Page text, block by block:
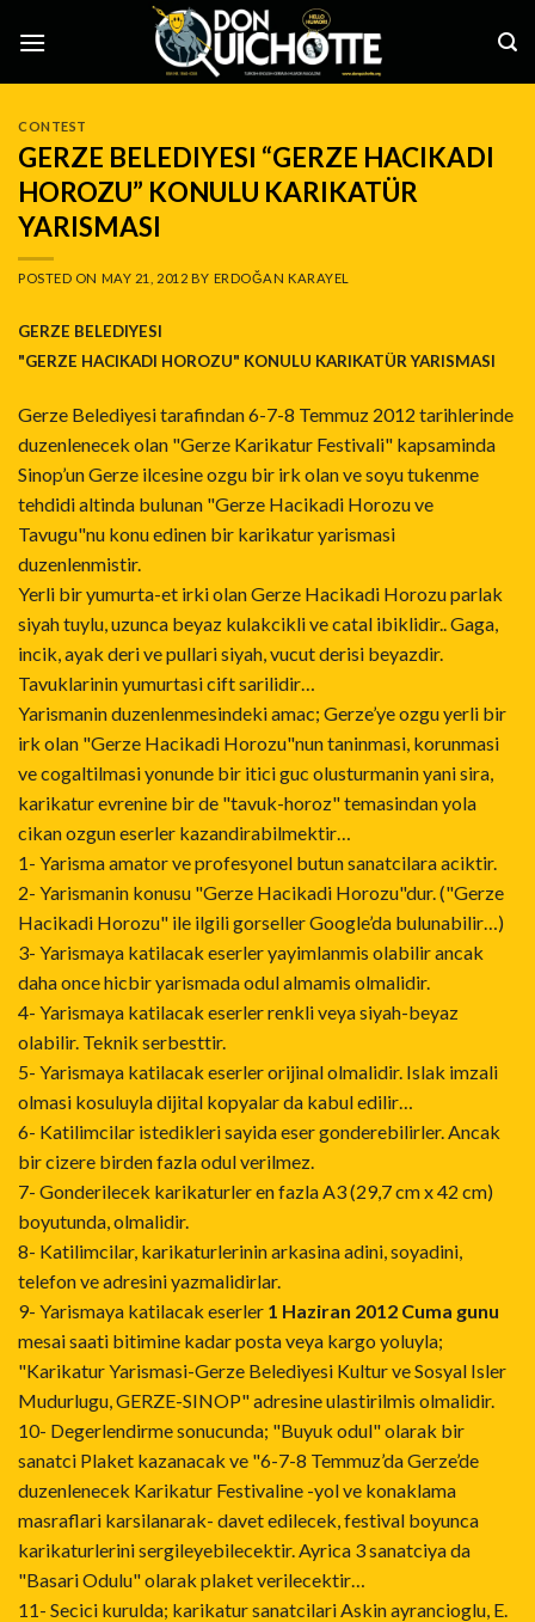
CONTEST
GERZE BELEDIYESI “GERZE HACIKADI
HOROZU” KONULU KARIKATÜR
YARISMASI
POSTED ON MAY 21, 2012 BY ERDOĞAN KARAYEL
GERZE BELEDIYESI
"GERZE HACIKADI HOROZU" KONULU KARIKATÜR YARISMASI
Gerze Belediyesi tarafindan 6-7-8 Temmuz 2012 tarihlerinde
duzenlenecek olan "Gerze Karikatur Festivali" kapsaminda
Sinop’un Gerze ilcesine ozgu bir irk olan ve soyu tukenme
tehdidi altinda bulunan "Gerze Hacikadi Horozu ve
Tavugu"nu konu edinen bir karikatur yarismasi
duzenlenmistir.
Yerli bir yumurta-et irki olan Gerze Hacikadi Horozu parlak
siyah tuylu, uzunca beyaz kulakcikli ve catal ibiklidir.. Gaga,
incik, ayak deri ve pullari siyah, vucut derisi beyazdir.
Tavuklarinin yumurtasi cift sarilidir…
Yarismanin duzenlenmesindeki amac; Gerze’ye ozgu yerli bir
irk olan "Gerze Hacikadi Horozu"nun taninmasi, korunmasi
ve cogaltilmasi yonunde bir itici guc olusturmanin yani sira,
karikatur evrenine bir de "tavuk-horoz" temasindan yola
cikan ozgun eserler kazandirabilmektir…
1- Yarisma amator ve profesyonel butun sanatcilara aciktir.
2- Yarismanin konusu "Gerze Hacikadi Horozu"dur. ("Gerze
Hacikadi Horozu" ile ilgili gorseller Google’da bulunabilir…)
3- Yarismaya katilacak eserler yayimlanmis olabilir ancak
daha once hicbir yarismada odul almamis olmalidir.
4- Yarismaya katilacak eserler renkli veya siyah-beyaz
olabilir. Teknik serbesttir.
5- Yarismaya katilacak eserler orijinal olmalidir. Islak imzali
olmasi kosuluyla dijital kopyalar da kabul edilir…
6- Katilimcilar istedikleri sayida eser gonderebilirler. Ancak
bir cizere birden fazla odul verilmez.
7- Gonderilecek karikaturler en fazla A3 (29,7 cm x 42 cm)
boyutunda, olmalidir.
8- Katilimcilar, karikaturlerinin arkasina adini, soyadini,
telefon ve adresini yazmalidirlar.
9- Yarismaya katilacak eserler 1 Haziran 2012 Cuma gunu
mesai saati bitimine kadar posta veya kargo yoluyla;
"Karikatur Yarismasi-Gerze Belediyesi Kultur ve Sosyal Isler
Mudurlugu, GERZE-SINOP" adresine ulastirilmis olmalidir.
10- Degerlendirme sonucunda; "Buyuk odul" olarak bir
sanatci Plaket kazanacak ve "6-7-8 Temmuz’da Gerze’de
duzenlenecek Karikatur Festivaline -yol ve konaklama
masraflari karsilanarak- davet edilecek, festival boyunca
karikaturlerini sergileyebilecektir. Ayrica 3 sanatciya da
"Basari Odulu" olarak plaket verilecektir…
11- Secici kurulda; karikatur sanatcilari Askin ayrancioglu, E.